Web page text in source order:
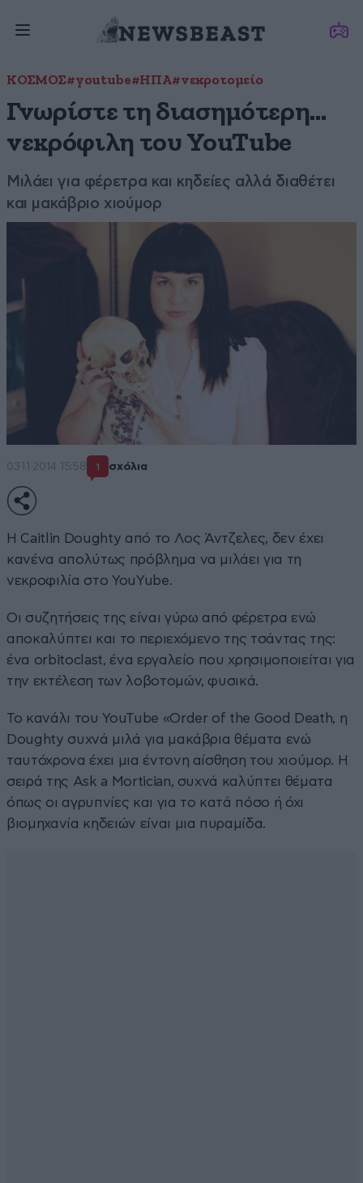
ΚΟΣΜΟΣ#youtube#ΗΠΑ#νεκροτομείο
Γνωρίστε τη διασημότερη…
νεκρόφιλη του YouTube
Μιλάει για φέρετρα και κηδείες αλλά διαθέτει
και μακάβριο χιούμορ
03·11·2014 15:58 1 σχόλια
H Caitlin Doughty από το Λος Άντζελες, δεν έχει
κανένα απολύτως πρόβλημα να μιλάει για τη
νεκροφιλία στο YouYube.
Οι συζητήσεις της είναι γύρω από φέρετρα ενώ
αποκαλύπτει και το περιεχόμενο της τσάντας της:
ένα orbitoclast, ένα εργαλείο που χρησιμοποιείται για
την εκτέλεση των λοβοτομών, φυσικά.
Το κανάλι του YouTube «Order of the Good Death, η
Doughty συχνά μιλά για μακάβρια θέματα ενώ
ταυτόχρονα έχει μια έντονη αίσθηση του χιούμορ. Η
σειρά της Ask a Mortician, συχνά καλύπτει θέματα
όπως οι αγρυπνίες και για το κατά πόσο ή όχι
βιομηχανία κηδειών είναι μια πυραμίδα.